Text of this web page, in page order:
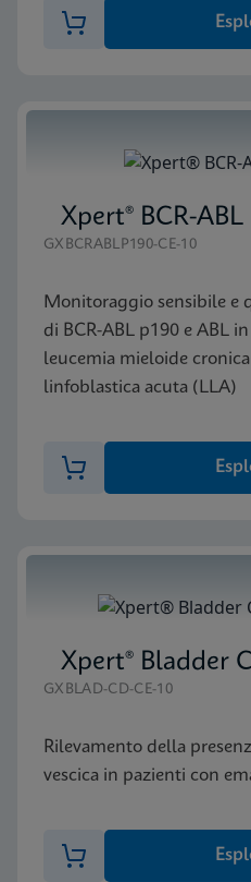
Xpert® BCR-
GXBCRABLP190-CE-10
Monitoraggio sensibile e
di BCR-ABL p190 e ABL
leucemia mieloide
linfoblastica acuta (LLA)
Xpert® Bladder
GXBLAD-CD-CE-10
Rilevamento della
vescica in pazienti con